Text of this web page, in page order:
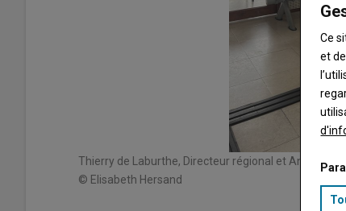
Thierry de Laburthe, Directeur régional et Anne
© Elisabeth Hersand
Ce
et